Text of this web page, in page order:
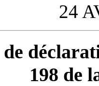
24
198 de